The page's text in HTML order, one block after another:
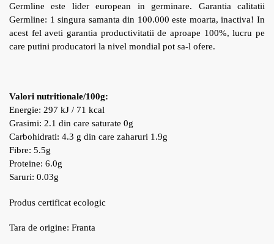
Germline este lider european in germinare. Garantia calitatii
Germline: 1 singura samanta din 100.000 este moarta, inactiva! In
acest fel aveti garantia productivitatii de aproape 100%, lucru pe
care putini producatori la nivel mondial pot sa-l ofere.
Valori nutritionale/100g:
Energie: 297 kJ / 71 kcal
Grasimi: 2.1 din care saturate 0g
Carbohidrati: 4.3 g din care zaharuri 1.9g
Fibre: 5.5g
Proteine: 6.0g
Saruri: 0.03g
Produs certificat ecologic
Tara de origine: Franta